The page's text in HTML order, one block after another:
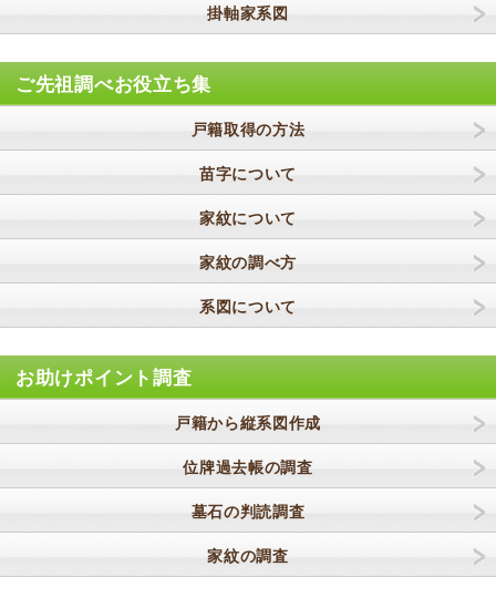
掛軸家系図
ご先祖調べお役立ち集
戸籍取得の方法
苗字について
家紋について
家紋の調べ方
系図について
お助けポイント調査
戸籍から縦系図作成
位牌過去帳の調査
墓石の判読調査
家紋の調査